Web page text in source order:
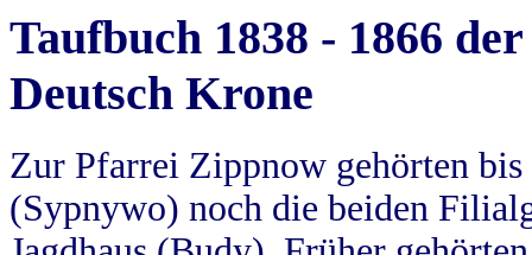
Taufbuch 1838 - 1866
Deutsch Krone
Zur Pfarrei Zippnow gehörten
(Sypnywo) noch die beiden